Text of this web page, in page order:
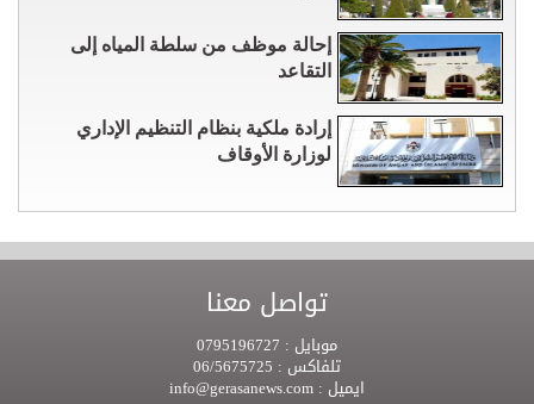
إحالة موظف من سلطة المياه إلى
التقاعد
إرادة ملكية بنظام التنظيم الإداري
لوزارة الأوقاف
تواصل معنا
موبايل :
تلفاكس :
ايميل :